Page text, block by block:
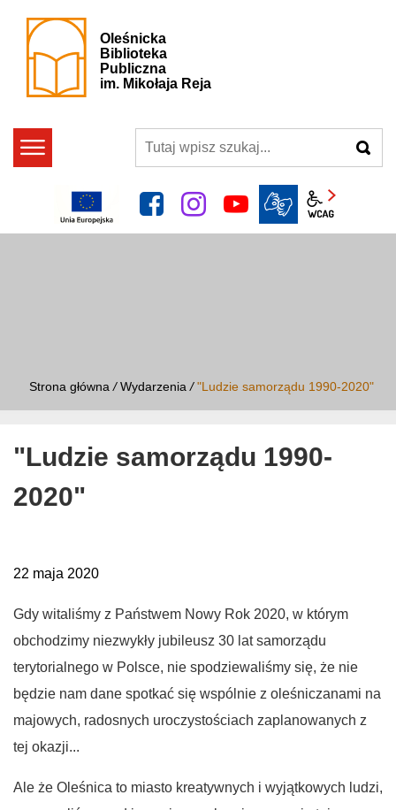
Oleśnicka
Biblioteka
Publiczna
im. Mikołaja Reja
szukaj
facebookinstagramYouTube
Strona główna / Wydarzenia / "Ludzie samorządu 1990-2020"
"Ludzie samorządu 1990-
2020"
22 maja 2020
Gdy witaliśmy z Państwem Nowy Rok 2020, w którym
obchodzimy niezwykły jubileusz 30 lat samorządu
terytorialnego w Polsce, nie spodziewaliśmy się, że nie
będzie nam dane spotkać się wspólnie z oleśniczanami na
majowych, radosnych uroczystościach zaplanowanych z
tej okazji...
Ale że Oleśnica to miasto kreatywnych i wyjątkowych ludzi,